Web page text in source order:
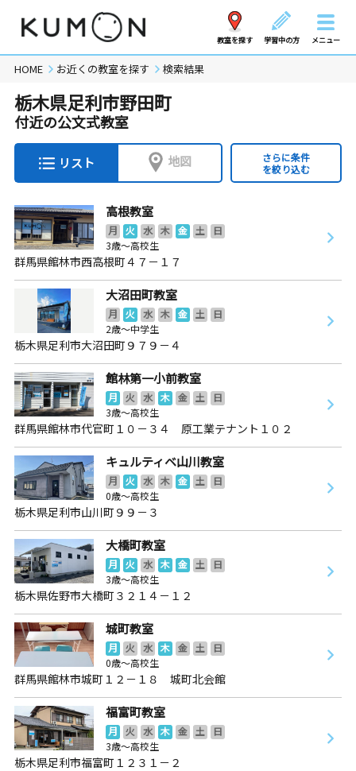
教室を探す 学習中の方 メニュー
HOME お近くの教室を探す 検索結果
栃木県足利市野田町
付近の公文式教室
リスト 地図
さらに条件
を絞り込む
高根教室
月 火 水 木 金 土
日
3歳～高校生
群馬県館林市西高根町４７－１７
大沼田町教室
月 火 水 木 金 土
日
2歳～中学生
栃木県足利市大沼田町９７９－４
館林第一小前教室
月 火 水 木 金 土
日
3歳～高校生
群馬県館林市代官町１０－３４ 原工業テナント１０２
キュルティベ山川教室
月 火 水 木 金 土
日
0歳～高校生
栃木県足利市山川町９９－３
大橋町教室
月 火 水 木 金 土
日
3歳～高校生
栃木県佐野市大橋町３２１４－１２
城町教室
月 火 水 木 金 土
日
0歳～高校生
群馬県館林市城町１２－１８ 城町北会館
福富町教室
月 火 水 木 金 土
日
3歳～高校生
栃木県足利市福富町１２３１－２